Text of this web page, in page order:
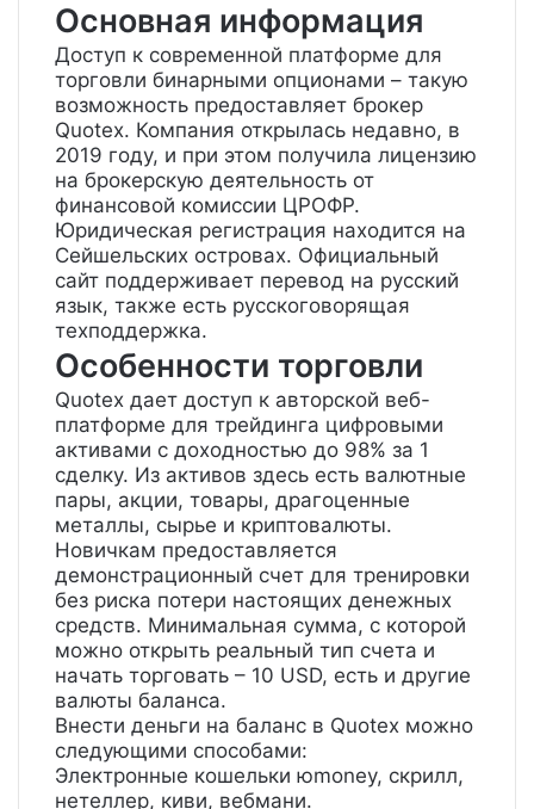
Основная информация
Доступ к современной платформе для
торговли бинарными опционами – такую
возможность предоставляет брокер
Quotex. Компания открылась недавно, в
2019 году, и при этом получила лицензию
на брокерскую деятельность от
финансовой комиссии ЦРОФР.
Юридическая регистрация находится на
Сейшельских островах. Официальный
сайт поддерживает перевод на русский
язык, также есть русскоговорящая
техподдержка.
Особенности торговли
Quotex дает доступ к авторской веб-
платформе для трейдинга цифровыми
активами с доходностью до 98% за 1
сделку. Из активов здесь есть валютные
пары, акции, товары, драгоценные
металлы, сырье и криптовалюты.
Новичкам предоставляется
демонстрационный счет для тренировки
без риска потери настоящих денежных
средств. Минимальная сумма, с которой
можно открыть реальный тип счета и
начать торговать – 10 USD, есть и другие
валюты баланса.
Внести деньги на баланс в Quotex можно
следующими способами:
Электронные кошельки юmoney, скрилл,
нетеллер, киви, вебмани.